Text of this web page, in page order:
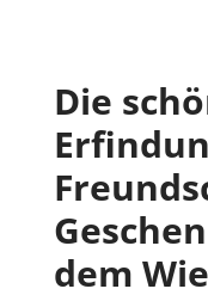
Die
dem